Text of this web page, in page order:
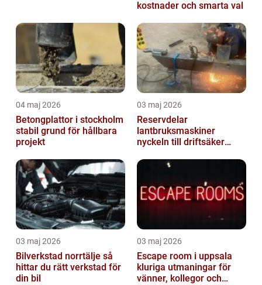
kostnader och smarta val
04 maj 2026
Betongplattor i stockholm
stabil grund för hållbara
projekt
03 maj 2026
Reservdelar
lantbruksmaskiner
nyckeln till driftsäker
03 maj 2026
Bilverkstad norrtälje så
hittar du rätt verkstad för
din bil
03 maj 2026
Escape room i uppsala
kluriga utmaningar för
vänner, kollegor och